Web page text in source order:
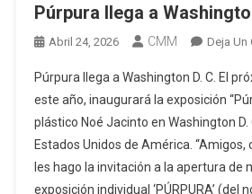
Púrpura llega a
Abril 24, 2026 CMM Deja Un
Púrpura llega a Washington D. C. El
este año, inaugurará la exposición
plástico Noé Jacinto en Washington D.
Estados Unidos de América. “Amigos,
les hago la invitación a la apertura de
exposición individual ‘PÚRPURA’ (del